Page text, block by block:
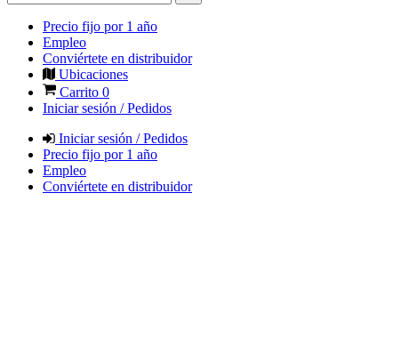
Precio fijo por 1 año
Empleo
Conviértete en distribuidor
Ubicaciones
Carrito 0
Iniciar sesión / Pedidos
Iniciar sesión / Pedidos
Precio fijo por 1 año
Empleo
Conviértete en distribuidor